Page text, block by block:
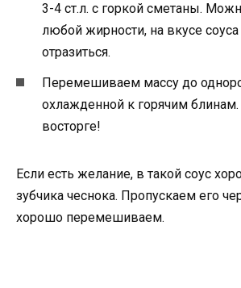
3-4 ст.л. с горкой сметаны.
любой жирности, на вкусе соуса
отразиться.
Перемешиваем массу до
охлажденной к горячим блинам.
восторге!
Если есть желание, в такой соус
зубчика чеснока. Пропускаем его
хорошо перемешиваем.